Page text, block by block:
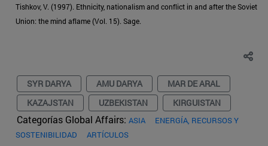
Tishkov, V. (1997). Ethnicity, nationalism and conflict in and after the Soviet
Union: the mind aflame (Vol. 15). Sage.
SYR DARYA AMU DARYA
MAR DE ARAL
KAZAJSTAN
UZBEKISTAN KIRGUISTAN
Categorías Global Affairs: ASIA
ENERGÍA, RECURSOS Y
SOSTENIBILIDAD
ARTÍCULOS